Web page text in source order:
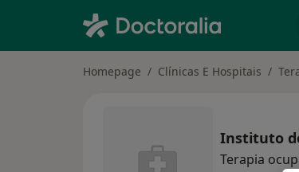
Homepage Clínicas E Hospitais
Instituto
Terapia